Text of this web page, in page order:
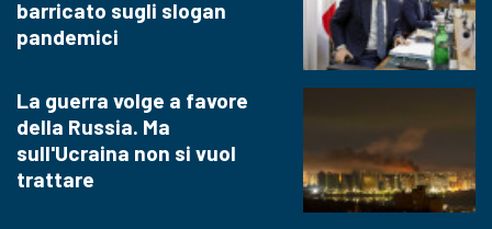
barricato sugli slogan
pandemici
La guerra volge a favore
della Russia. Ma
sull'Ucraina non si vuol
trattare